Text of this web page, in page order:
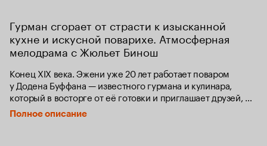
Гурман сгорает от страсти к изысканной
кухне и искусной поварихе. Атмосферная
мелодрама с Жюльет Бинош
Конец XIX века. Эжени уже 20 лет работает поваром
у Додена Буффана — известного гурмана и кулинара,
который в восторге от её готовки и приглашает друзей,
чтобы удивить их изысканными блюдами французской
кухни. Хотя Эжени и Доден состоят в длительных
Полное описание